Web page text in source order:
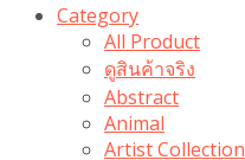
Category
All Product
ดูสินค้าจริง
Abstract
Animal
Artist Collection